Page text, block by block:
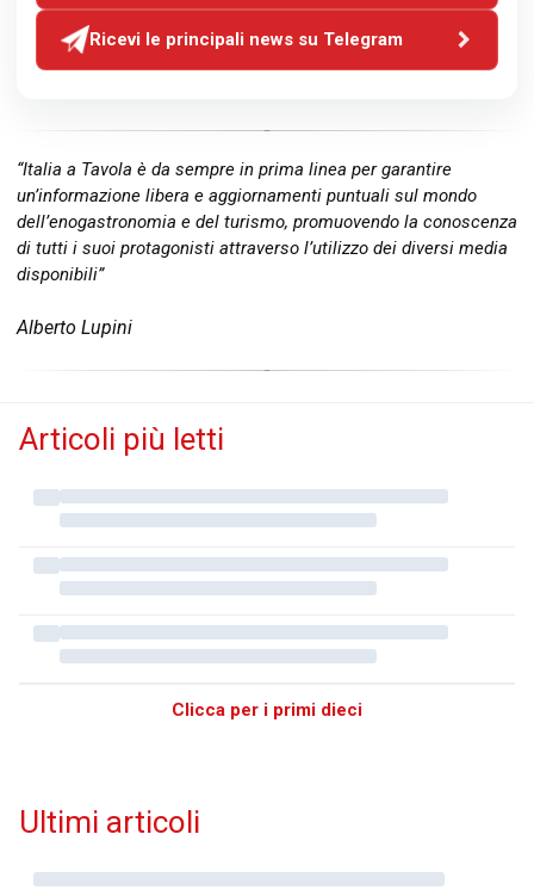
Ricevi le principali news su Telegram
“Italia a Tavola è da sempre in prima linea per garantire
un’informazione libera e aggiornamenti puntuali sul mondo
dell’enogastronomia e del turismo, promuovendo la conoscenza
di tutti i suoi protagonisti attraverso l’utilizzo dei diversi media
disponibili”
Alberto Lupini
Articoli più letti
Clicca per i primi dieci
Ultimi articoli